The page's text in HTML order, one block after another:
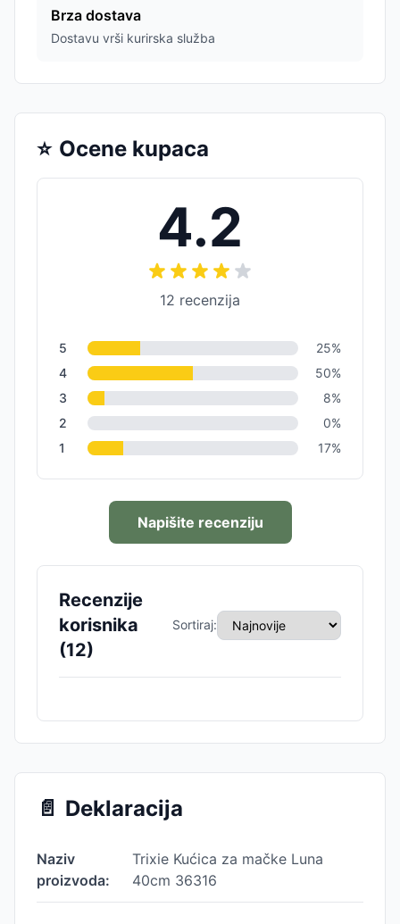
Brza dostava
Dostavu vrši kurirska služba
⭐ Ocene kupaca
4.2
12 recenzija
5 25%
4
50%
3
8%
2
0%
1
17%
Napišite recenziju
Recenzije
korisnika
(12)
Sortiraj:
📄 Deklaracija
Naziv
proizvoda:
Trixie Kućica za mačke Luna
40cm 36316